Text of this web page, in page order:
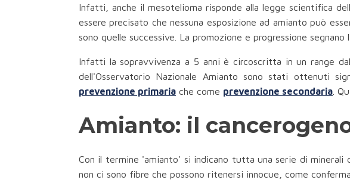
Infatti, anche il mesotelioma risponde alla legge scientifica
essere precisato che nessuna esposizione ad amianto può
sono quelle successive. La promozione e progressione
Infatti la sopravvivenza a 5 anni è circoscritta in un range
dell'Osservatorio Nazionale Amianto sono stati ottenuti
prevenzione primaria che come prevenzione secondaria .
Amianto: il
Con il termine 'amianto' si indicano tutta una serie di minerali
non ci sono fibre che possono ritenersi innocue, come